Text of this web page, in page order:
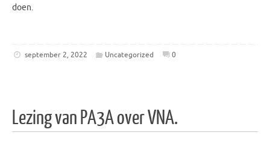
doen.
september 2, 2022 Uncategorized 0
Lezing van PA3A over VNA.